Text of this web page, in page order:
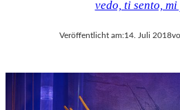
vedo, ti sento,
Veröffentlicht am:14. Juli 2018